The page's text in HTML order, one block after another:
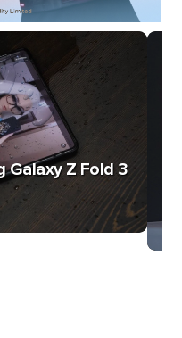
Z Fold 3